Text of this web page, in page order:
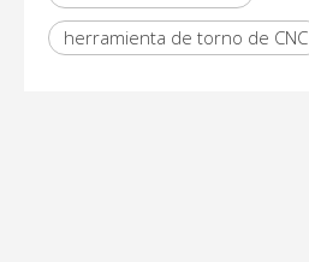
herramienta de torno de CNC